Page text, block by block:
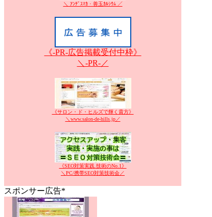
＼ ｱﾝﾃﾞｽﾏｶ・善玉ｶﾙｼｳﾑ ／
《-PR-広告掲載受付中枠》
＼-PR-／
《サロン・ド・ヒルズで輝く貴方》
＼www.salon-de-hills.jp／
《SEO対策実践.技術のNo.1》
＼PC/携帯SEO対策技術会／
スポンサー広告*